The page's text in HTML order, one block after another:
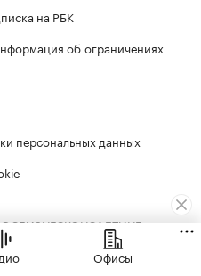
на РБК
об ограничениях
персональных данных
информационного
регистрации средства
службой
Офисы